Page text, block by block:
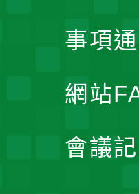
事項
網站
會議